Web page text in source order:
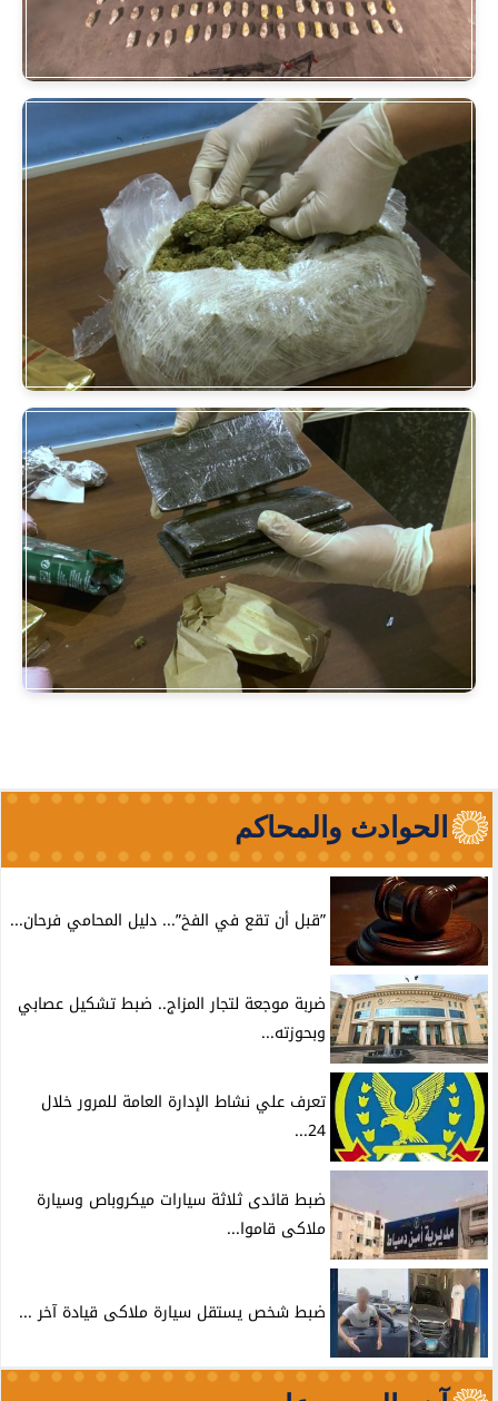
الحوادث والمحاكم
”قبل أن تقع في الفخ”... دليل المحامي فرحان...
ضربة موجعة لتجار المزاج.. ضبط تشكيل عصابي
وبحوزته...
تعرف علي نشاط الإدارة العامة للمرور خلال
24...
ضبط قائدى ثلاثة سيارات ميكروباص وسيارة
ملاكى قاموا...
ضبط شخص يستقل سيارة ملاكى قيادة آخر ...